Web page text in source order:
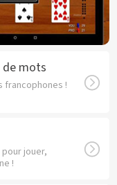
de mots
francophones !
jouer,
!